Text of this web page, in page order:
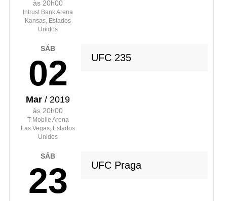
às 20h00
Intrust Bank Arena
Kansas, Estados
Unidos
SÁB
02
Mar / 2019
às 20h00
T-Mobile Arena
Las Vegas, Estados
Unidos
UFC 235
SÁB
23 UFC Praga